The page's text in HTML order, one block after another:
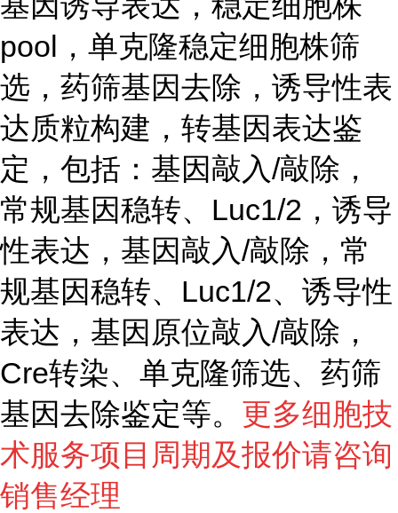
pool，单克隆稳定细胞株筛
选，药筛基因去除，诱导性表
达质粒构建，转基因表达鉴
定，包括：基因敲入/敲除，
常规基因稳转、Luc1/2，诱导
性表达，基因敲入/敲除，常
规基因稳转、Luc1/2、诱导性
表达，基因原位敲入/敲除，
Cre转染、单克隆筛选、药筛
基因去除鉴定等。 更多细胞技
术服务项目周期及报价请咨询
销售经理